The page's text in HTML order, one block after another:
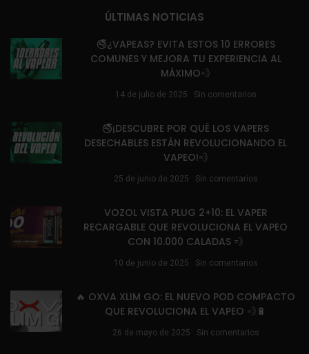
ÚLTIMAS NOTICIAS
🚭¿VAPEAS? EVITA ESTOS 10 ERRORES
COMUNES Y MEJORA TU EXPERIENCIA AL
MÁXIMO💨
14 de julio de 2025 Sin comentarios
🚭¡DESCUBRE POR QUÉ LOS VAPERS
DESECHABLES ESTÁN REVOLUCIONANDO EL
VAPEO!💨
25 de junio de 2025 Sin comentarios
VOZOL VISTA PLUG 2+10: EL VAPER
RECARGABLE QUE REVOLUCIONA EL VAPEO
CON 10.000 CALADAS 💨
10 de junio de 2025 Sin comentarios
🔥 OXVA XLIM GO: EL NUEVO POD COMPACTO
QUE REVOLUCIONA EL VAPEO 💨🔋
26 de mayo de 2025 Sin comentarios